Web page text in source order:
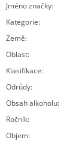
Jméno značky:
Kategorie:
Země:
Oblast:
Klasifikace:
Odrůdy:
Obsah alkoholu:
Ročník:
Objem: